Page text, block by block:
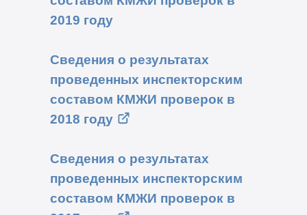
2019 году
Сведения о результатах
проведенных инспекторским
составом КМЖИ проверок в
2018 году
Сведения о результатах
проведенных инспекторским
составом КМЖИ проверок в